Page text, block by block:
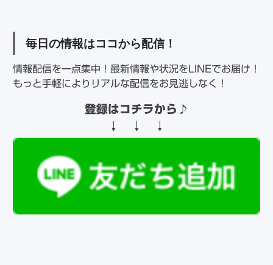
毎日の情報はココから配信！
情報配信を一点集中！最新情報や状況をLINEでお届け！
もっと手軽によりリアルな配信をお見逃しなく！
登録はコチラから ♪
↓ ↓ ↓